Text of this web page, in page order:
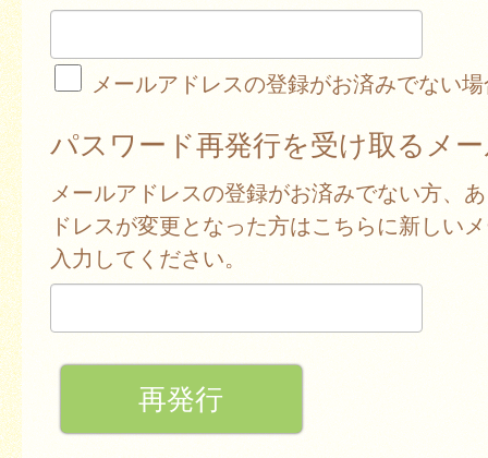
メールアドレスの登録がお済みでない
パスワード再発行を受け取るメ
メールアドレスの登録がお済みでない方、
ドレスが変更となった方はこちらに新しい
入力してください。